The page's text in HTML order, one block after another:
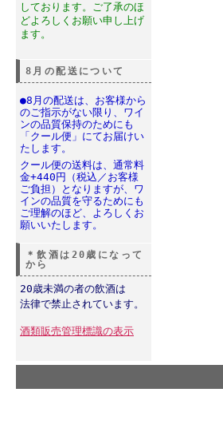
しております。ご了承のほ
どよろしくお願い申し上げ
ます。
8月の配送について
●8月の配送は、お客様から
のご指示がない限り、ワイ
ンの品質保持のためにも
「クール便」にてお届けい
たします。
クール便の送料は、通常料
金+440円（税込／お客様
ご負担）となりますが、ワ
インの品質を守るためにも
ご理解のほど、よろしくお
願いいたします。
＊飲酒は20歳になって
から
20歳未満の者の飲酒は
法律で禁止されています。
酒類販売管理標識の表示